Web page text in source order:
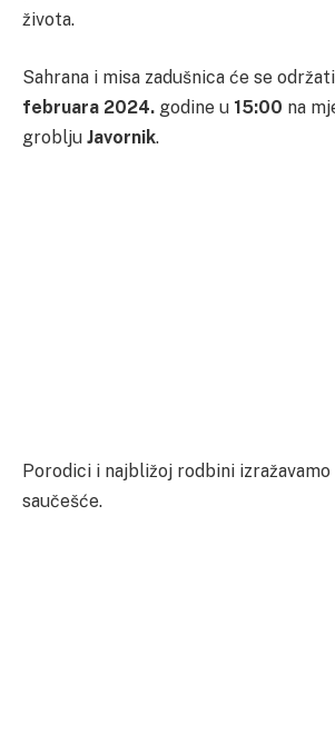
života.
Sahrana i misa zadušnica će se
februara 2024. godine u 15:00 na
groblju Javornik.
Porodici i najbližoj rodbini
saučešće.